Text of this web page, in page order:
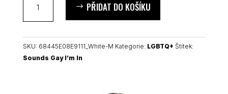
I’m
crop
top
PŘIDAT DO KOŠÍKU
SKU: 68445E08E9111_White-M Kategorie: LGBTQ+ Štítek:
Sounds Gay I’m In